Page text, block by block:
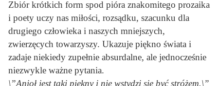
Zbiór krótkich form spod pióra znakomitego prozaika
i poety uczy nas miłości, rozsądku, szacunku dla
drugiego człowieka i naszych mniejszych,
zwierzęcych towarzyszy. Ukazuje piękno świata i
zadaje niekiedy zupełnie absurdalne, ale jednocześnie
niezwykle ważne pytania.
\”Anioł jest taki piękny i nie wstydzi się być stróżem.\”